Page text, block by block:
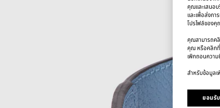
คุณและเสนอบ
และเพื่อส่งกา
โปรไฟล์ของคุ
คุณสามารถค
คุณ หรือคลิกที่
เพิกถอนความ
สำหรับข้อมูลเ
ยอมรั